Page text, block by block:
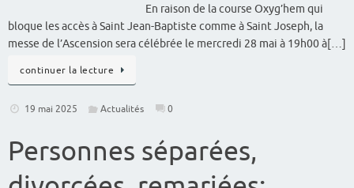
En raison de la course Oxyg’hem qui
bloque les accès à Saint Jean-Baptiste comme à Saint Joseph, la
messe de l’Ascension sera célébrée le mercredi 28 mai à 19h00 à[…]
continuer la lecture
19 mai 2025 Actualités 0
Personnes séparées,